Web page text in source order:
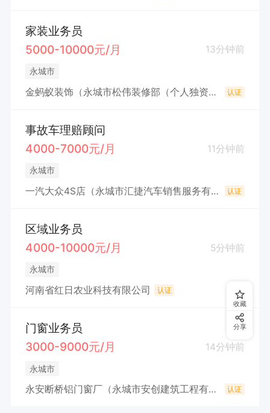
家装业务员
5000-10000元/月
13分钟前
永城市
金蚂蚁装饰（永城市松伟装修部（个人独资）） 认证
事故车理赔顾问
4000-7000元/月
11分钟前
永城市
一汽大众4S店（永城市汇捷汽车销售服务有限公司） 认证
区域业务员
4000-10000元/月
5分钟前
永城市
河南省红日农业科技有限公司 认证
门窗业务员
3000-9000元/月
14分钟前
永城市
永安断桥铝门窗厂（永城市安创建筑工程有限公司） 认证
收藏
分享